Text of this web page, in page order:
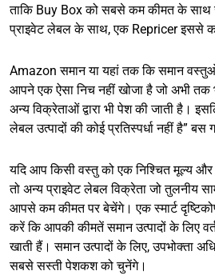
ताकि Buy Box को सबसे कम कीमत के साथ
प्राइवेट लेबल के साथ, एक Repricer इससे
Amazon समान या यहां तक कि समान
आपने एक ऐसा निच नहीं खोजा है जो अभी तक
अन्य विक्रेताओं द्वारा भी पेश की जाती है।
लेबल उत्पादों की कोई प्रतिस्पर्धा नहीं है” बस
यदि आप किसी वस्तु को एक निश्चित मूल्य और
तो अन्य प्राइवेट लेबल विक्रेता जो तुलनीय
आपसे कम कीमत पर बेचेंगे। एक स्मार्ट
करें कि आपकी कीमतें समान उत्पादों के लिए
खाती हैं। समान उत्पादों के लिए, उपभोक्ता
सबसे सस्ती पेशकश को चुनेंगे।